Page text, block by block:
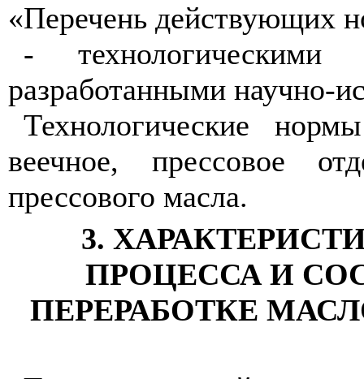
«Перечень действующих
- технологическими
разработанными научно-
Технологические
веечное, прессовое
прессового масла.
3.
ПРОЦЕССА И
ПЕРЕРАБОТКЕ